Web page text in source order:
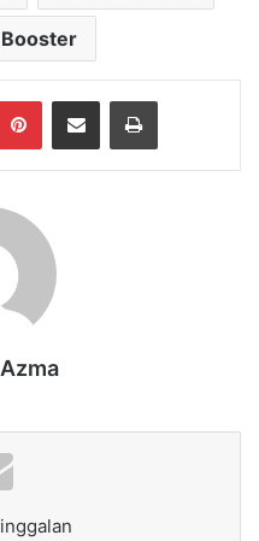
PinterestShare via Email Print